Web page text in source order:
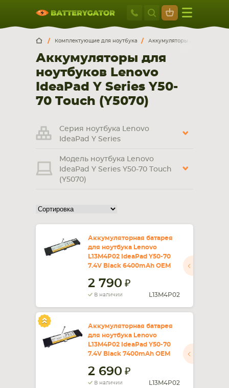
Москва
+7 495 414
Москва Санкт-Петербург
г. Москва, ул. Ткацкая, 5с3 (м. Семеновская)
5 мин. ходьбы от ст.м. “Семеновская”
+7 495 414 28 59
Обратный звонок
Пн-Вс:
смартфона, планшета
ПЛАНШЕТА
СМАРТФОНА КОМПЛЕКТУЮЩИЕ
Комплектующие для ноутбука Аккумуляторы для ноутбуков
Аккумуляторы для
ноутбуков Lenovo
IdeaPad Y Series Y50-
70 Touch (Y5070)
Серия ноутбука Lenovo
IdeaPad Y Series
Модель ноутбука Lenovo
IdeaPad Y Series Y50-70 Touch
(Y5070)
Аккумуляторная батарея
для ноутбука Lenovo
L13M4P02 IdeaPad Y50-70
7.4V Black 6400mAh OEM
2 790
В наличии L13M4P02
Аккумуляторная батарея
для ноутбука Lenovo
L13M4P02 IdeaPad Y50-70
7.4V Black 7400mAh OEM
2 690
В наличии L13M4P02